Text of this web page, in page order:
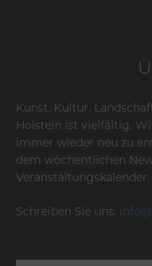
Kunst, Kultur,
Holstein ist vielfältig.
immer wieder neu zu
dem wöchentlichen
Veranstaltungskalender.
Schreiben Sie uns: